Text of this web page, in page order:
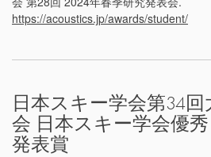
https://acoustics.jp/awards/student/
日本スキー学会第34回
会 日本スキー学会優秀
発表賞